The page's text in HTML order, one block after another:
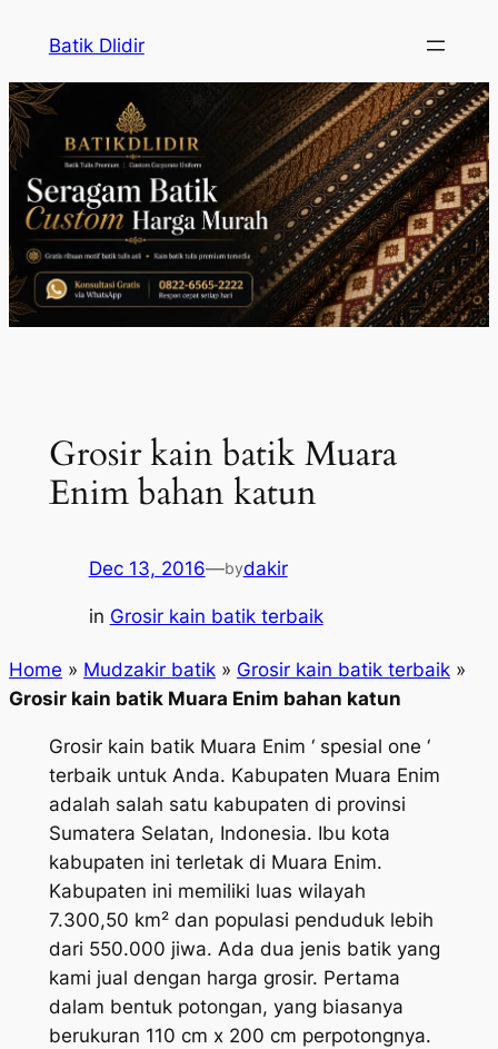
content
Batik Dlidir
Grosir kain batik Muara
Enim bahan katun
Dec 13, 2016—bydakir
in Grosir kain batik terbaik
Home » Mudzakir batik » Grosir kain batik terbaik »
Grosir kain batik Muara Enim bahan katun
Grosir kain batik Muara Enim ‘ spesial one ‘
terbaik untuk Anda. Kabupaten Muara Enim
adalah salah satu kabupaten di provinsi
Sumatera Selatan, Indonesia. Ibu kota
kabupaten ini terletak di Muara Enim.
Kabupaten ini memiliki luas wilayah
7.300,50 km² dan populasi penduduk lebih
dari 550.000 jiwa. Ada dua jenis batik yang
kami jual dengan harga grosir. Pertama
dalam bentuk potongan, yang biasanya
berukuran 110 cm x 200 cm perpotongnya.